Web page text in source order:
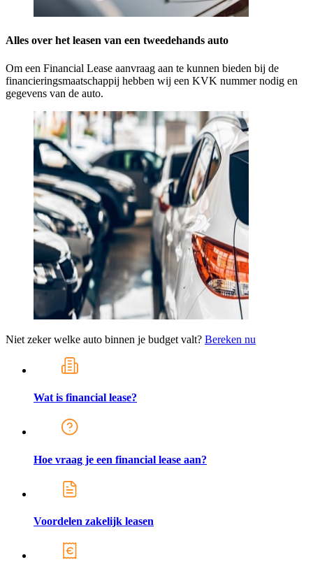
Alles over het leasen van een tweedehands auto
Om een Financial Lease aanvraag aan te kunnen bieden bij de
financieringsmaatschappij hebben wij een KVK nummer nodig en
gegevens van de auto.
Niet zeker welke auto binnen je budget valt? Bereken nu
Wat is financial lease?
Hoe vraag je een financial lease aan?
Voordelen zakelijk leasen